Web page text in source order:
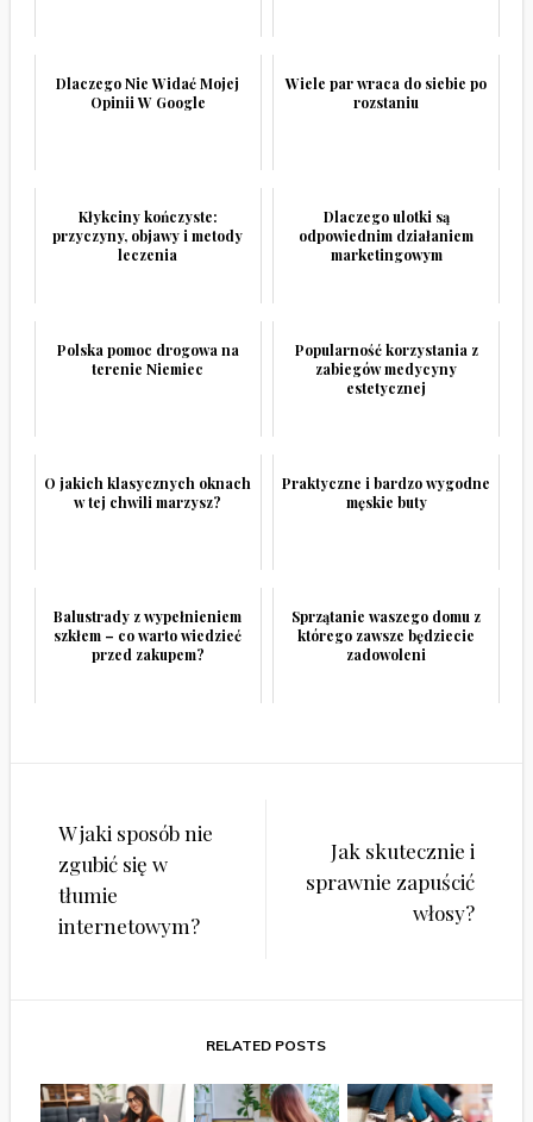
Dlaczego Nie Widać Mojej
Opinii W Google
Wiele par wraca do siebie po
rozstaniu
Kłykciny kończyste:
przyczyny, objawy i metody
leczenia
Dlaczego ulotki są
odpowiednim działaniem
marketingowym
Polska pomoc drogowa na
terenie Niemiec
Popularność korzystania z
zabiegów medycyny
estetycznej
O jakich klasycznych oknach
w tej chwili marzysz?
Praktyczne i bardzo wygodne
męskie buty
Balustrady z wypełnieniem
szkłem – co warto wiedzieć
przed zakupem?
Sprzątanie waszego domu z
którego zawsze będziecie
zadowoleni
Nawigacja
wpisu
W jaki sposób nie
zgubić się w
tłumie
internetowym?
Jak skutecznie i
sprawnie zapuścić
włosy?
RELATED POSTS